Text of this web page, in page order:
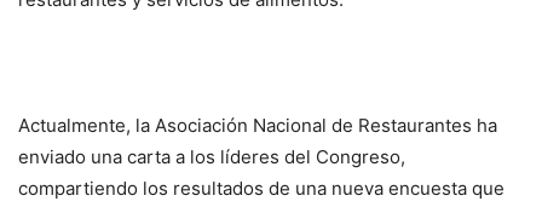
Actualmente, la Asociación Nacional de Restaurantes ha
enviado una carta a los líderes del Congreso,
compartiendo los resultados de una nueva encuesta que